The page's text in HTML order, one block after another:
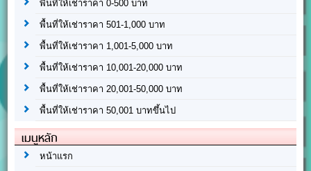
พื้นที่ให้เช่าราคา 0-500 บาท
พื้นที่ให้เช่าราคา 501-1,000 บาท
พื้นที่ให้เช่าราคา 1,001-5,000 บาท
พื้นที่ให้เช่าราคา 10,001-20,000 บาท
พื้นที่ให้เช่าราคา 20,001-50,000 บาท
พื้นที่ให้เช่าราคา 50,001 บาทขึ้นไป
เมนูหลัก
หน้าแรก